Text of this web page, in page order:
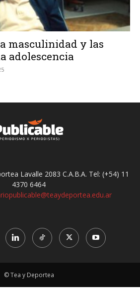
masculinidad y las
adolescencia
Lavalle 2083 C.A.B.A. Tel: (+54) 11
4370 6464
© Tea y Deportea